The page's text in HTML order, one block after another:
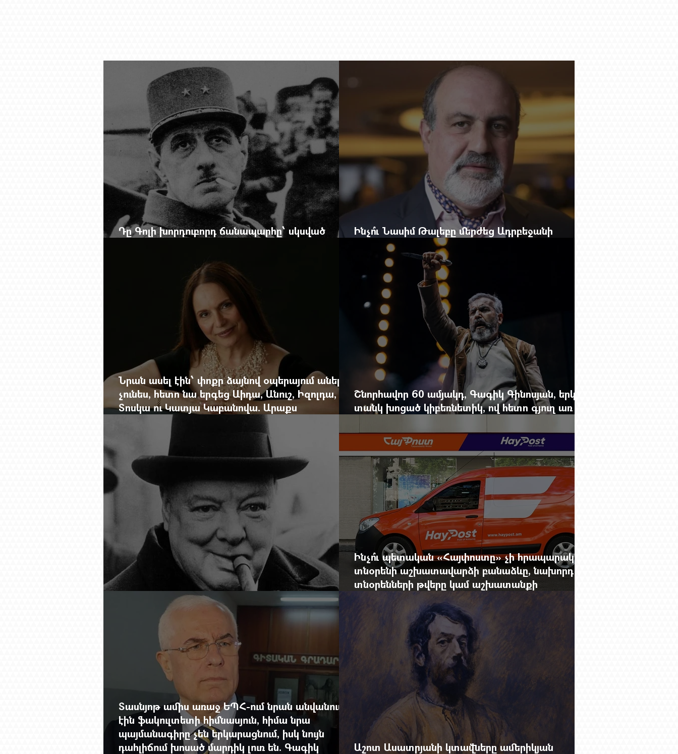
Դը Գոլի խորդուբորդ ճանապարհը՝ սկսված
Ինչո՞ւ Նասիմ Թալեբը մերժեց Ադրբեջանի
հրավերքը և պաշտպանեց Ռուբեն Վարդանյանին
Նրան ասել էին՝ փոքր ձայնով օպերայում անելիք
չունես, հետո նա երգեց Աիդա, Անուշ, Իզոլդա,
Տոսկա ու Կատյա Կաբանովա. Արաքս
Մանսուրյանը 80 տարեկան է
Շնորհավոր 60 ամյակդ, Գագիկ Գինոսյան, երկու
տանկ խոցած կիբեռնետիկ, ով հետո գյուղ առ
Չերչիլն ու հայերը
Ինչո՞ւ պետական «Հայփոստը» չի հրապարակում
տնօրենի աշխատավարձի բանաձևը, նախորդ
տնօրենների թվերը կամ աշխատանքի
արդյունքով վարձատրությունը փոխելու կանոնը
Տասնյոթ ամիս առաջ ԵՊՀ-ում նրան անվանում
էին ֆակուլտետի հիմնասյուն, հիմա նրա
պայմանագիրը չեն երկարացնում, իսկ նույն
դահլիճում խոսած մարդիկ լուռ են. Գագիկ
Աշոտ Ասատրյանի կտավները ամերիկյան